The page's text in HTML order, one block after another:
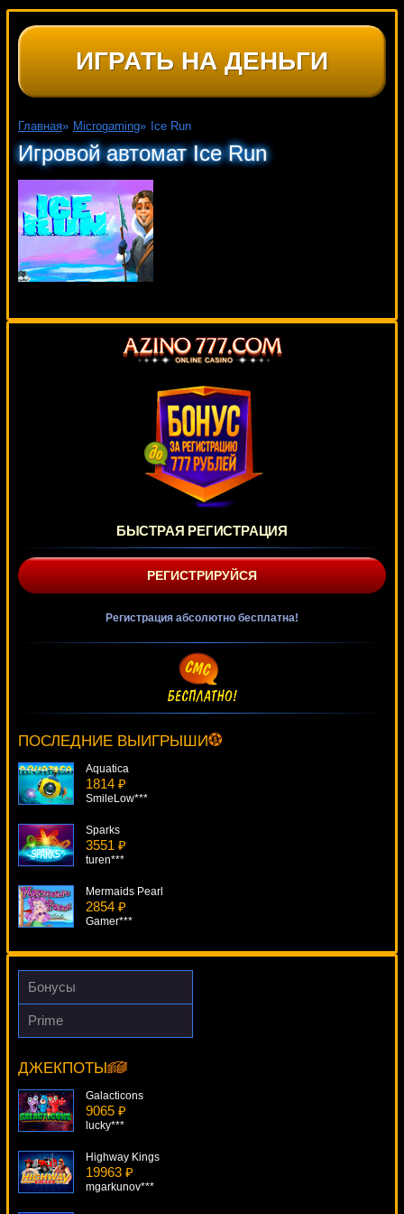
ИГРАТЬ НА ДЕНЬГИ
Главная» Microgaming» Ice Run
Игровой автомат Ice Run
БЫСТРАЯ РЕГИСТРАЦИЯ
РЕГИСТРИРУЙСЯ
Регистрация абсолютно бесплатна!
ПОСЛЕДНИЕ ВЫИГРЫШИ
Panamer***
Aquatica
1814 ₽
SmileLow***
Sparks
3551 ₽
turen***
Mermaids Pearl
2854 ₽
Gamer***
Girls With Guns - Jungle Heat
819 ₽
Daredevil
4394 ₽
SmileLow***
Бонусы
Prime
ДЖЕКПОТЫ
Aztec Empire
Cteb***
Galacticons
9065 ₽
lucky***
Highway Kings
19963 ₽
mgarkunov***